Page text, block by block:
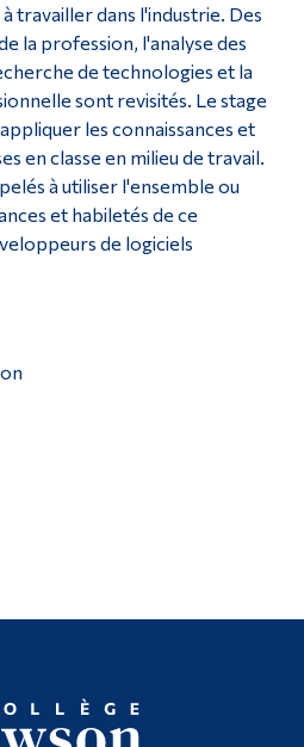
travailler dans l'industrie. Des
la profession, l'analyse des
de technologies et la
sont revisités. Le stage
les connaissances et
en classe en milieu de travail.
à utiliser l'ensemble ou
et habiletés de ce
de logiciels